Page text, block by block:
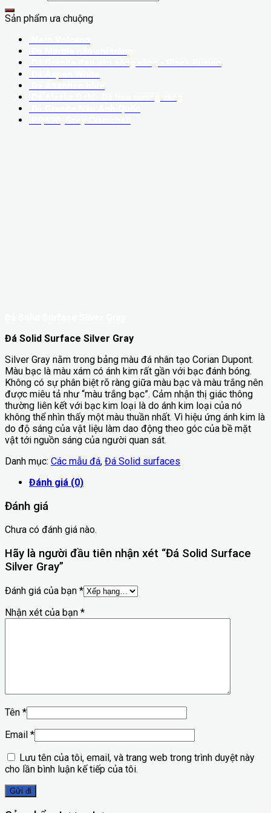
Sản phẩm ưa chuộng
Đá Solid Surface Silver Gray
Silver Gray nằm trong bảng màu đá nhân tạo Corian Dupont.
Màu bạc là màu xám có ánh kim rất gần với bạc đánh bóng.
Không có sự phân biệt rõ ràng giữa màu bạc và màu trắng nên
được miêu tả như “màu trắng bạc”. Cảm nhận thị giác thông
thường liên kết với bạc kim loại là do ánh kim loại của nó
không thể nhìn thấy một màu thuần nhất. Vì hiệu ứng ánh kim là
do độ sáng của vật liệu làm dao động theo góc của bề mặt
vật tới nguồn sáng của người quan sát.
Danh mục: Các mẫu đá, Đá Solid surfaces
Đánh giá (0)
Đánh giá
Chưa có đánh giá nào.
Hãy là người đầu tiên nhận xét “Đá Solid Surface
Silver Gray”
Đánh giá của bạn *
Nhận xét của bạn *
Tên *
Email *
Lưu tên của tôi, email, và trang web trong trình duyệt này
cho lần bình luận kế tiếp của tôi.